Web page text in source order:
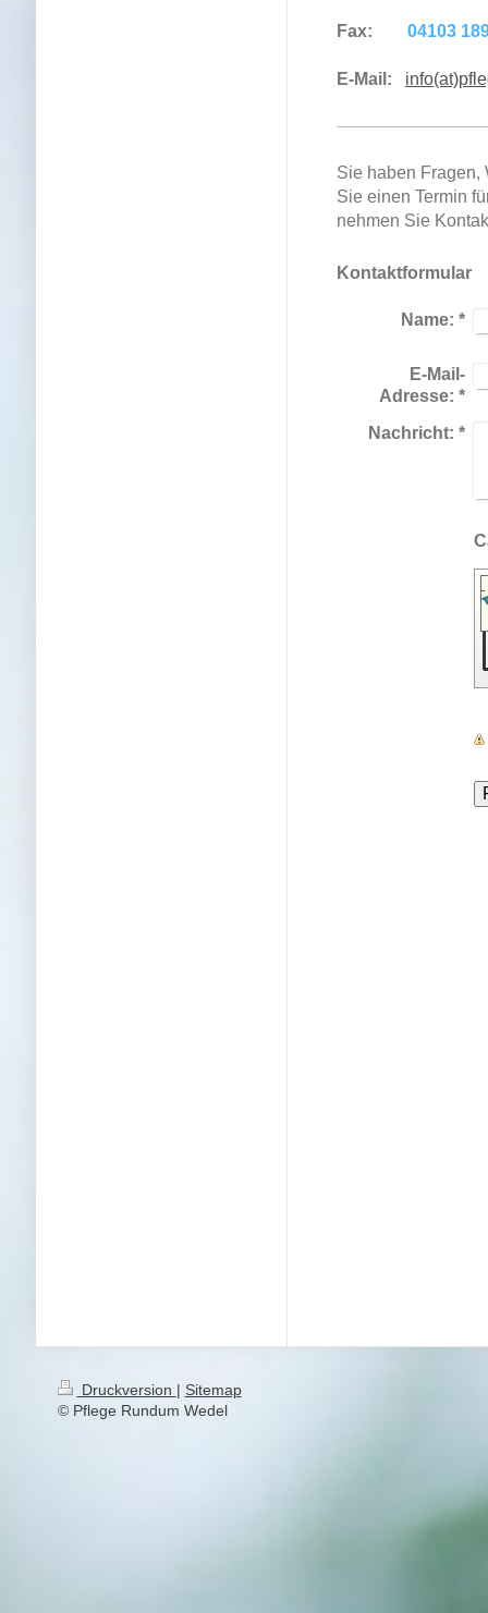
Fax: 04103
E-Mail:
Sie haben Fragen,
Sie einen Termin
nehmen Sie
Kontaktformular
Name: *
E-Mail-
Adresse: *
Nachricht: *
Druckversion | Sitemap
© Pflege Rundum Wedel